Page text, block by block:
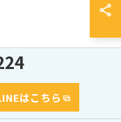
はこちら